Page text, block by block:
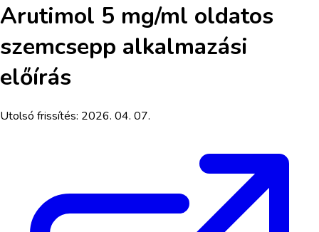
Arutimol 5 mg/ml oldatos
szemcsepp alkalmazási
előírás
Utolsó frissítés: 2026. 04. 07.